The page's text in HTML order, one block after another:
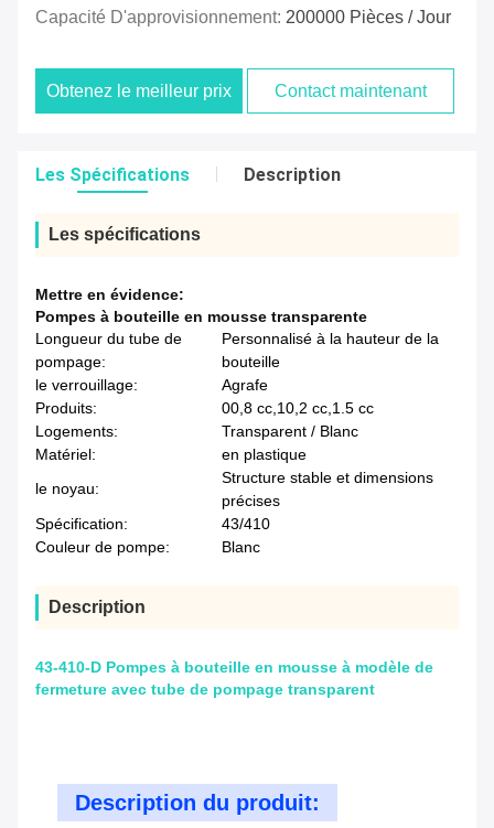
Capacité D'approvisionnement: 200000 Pièces / Jour
Obtenez le meilleur prix Contact maintenant
Les Spécifications Description
Les spécifications
Mettre en évidence:
Pompes à bouteille en mousse transparente
Longueur du tube de
pompage:
Personnalisé à la hauteur de la
bouteille
le verrouillage:
Agrafe
Produits:
00,8 cc,10,2 cc,1.5 cc
Logements:
Transparent / Blanc
Matériel:
en plastique
le noyau:
Structure stable et dimensions
précises
Spécification:
43/410
Couleur de pompe:
Blanc
Description
43-410-D Pompes à bouteille en mousse à modèle de
fermeture avec tube de pompage transparent
Description du produit: